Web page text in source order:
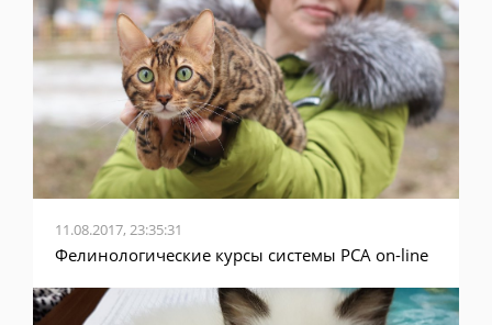
11.08.2017, 23:35:31
Фелинологические курсы системы PCA on-line